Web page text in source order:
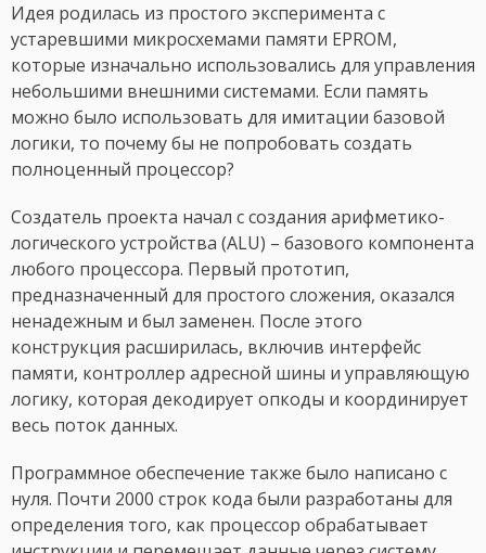
Идея родилась из простого эксперимента с
устаревшими микросхемами памяти EPROM,
которые изначально использовались для управления
небольшими внешними системами. Если память
можно было использовать для имитации базовой
логики, то почему бы не попробовать создать
полноценный процессор?
Создатель проекта начал с создания арифметико-
логического устройства (ALU) – базового компонента
любого процессора. Первый прототип,
предназначенный для простого сложения, оказался
ненадежным и был заменен. После этого
конструкция расширилась, включив интерфейс
памяти, контроллер адресной шины и управляющую
логику, которая декодирует опкоды и координирует
весь поток данных.
Программное обеспечение также было написано с
нуля. Почти 2000 строк кода были разработаны для
определения того, как процессор обрабатывает